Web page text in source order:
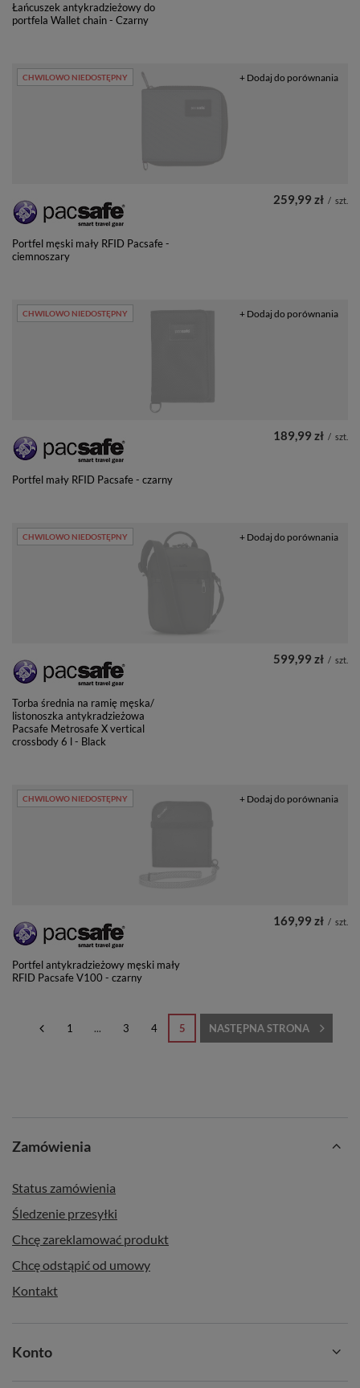
Łańcuszek antykradzieżowy do
portfela Wallet chain - Czarny
CHWILOWO NIEDOSTĘPNY
Portfel męski mały RFID Pacsafe -
ciemnoszary
259,99 zł / szt.
+ Dodaj do porównania
CHWILOWO NIEDOSTĘPNY
Portfel mały RFID Pacsafe - czarny
189,99 zł / szt.
+ Dodaj do porównania
CHWILOWO NIEDOSTĘPNY
Torba średnia na ramię męska/
listonoszka antykradzieżowa
Pacsafe Metrosafe X vertical
crossbody 6 l - Black
599,99 zł / szt.
+ Dodaj do porównania
CHWILOWO NIEDOSTĘPNY
Portfel antykradzieżowy męski mały
RFID Pacsafe V100 - czarny
169,99 zł / szt.
+ Dodaj do porównania
1 ... 3 4 5 NASTĘPNA STRONA
Zamówienia
Status zamówienia
Śledzenie przesyłki
Chcę zareklamować produkt
Chcę odstąpić od umowy
Kontakt
Konto